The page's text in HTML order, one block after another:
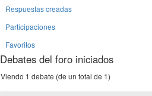
Respuestas creadas
Participaciones
Favoritos
Debates del foro iniciados
Viendo 1 debate (de un total de 1)